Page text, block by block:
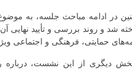
در ادامه مباحث جلسه، به
شد و روند بررسی و تأیید نهایی
حمایتی، فرهنگی و اجتماعی
دیگری از این نشست، درباره